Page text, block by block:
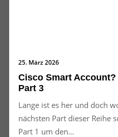
25. März 2026
Cisco Smart
Part 3
Lange ist es her und doch
nächsten Part dieser Reihe
Part 1 um den…